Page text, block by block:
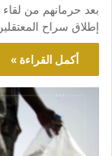
بعد حرمانهم من
إطلاق سراح
أكمل القراءة »